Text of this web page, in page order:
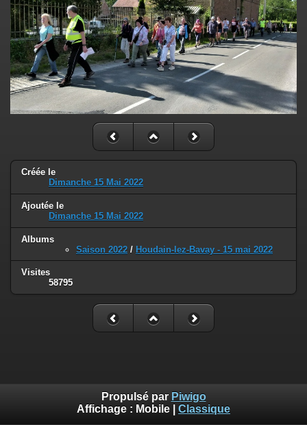
Créée le
Dimanche 15 Mai 2022
Ajoutée le
Dimanche 15 Mai 2022
Albums
Saison 2022 / Houdain-lez-Bavay - 15 mai 2022
Visites
58795
Propulsé par Piwigo
Affichage : Mobile Classique